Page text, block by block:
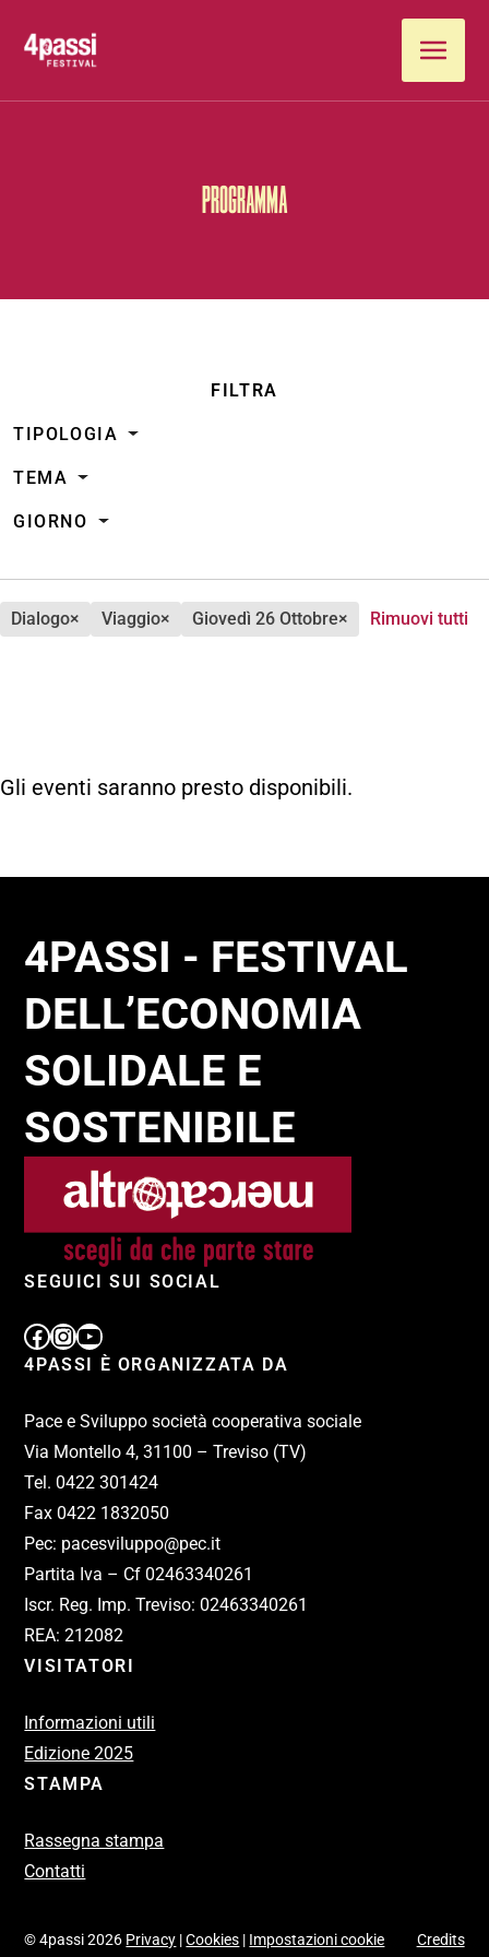
PROGRAMMA
FILTRA
TIPOLOGIA
TEMA
GIORNO
dialogo× viaggio× giovedì 26 Ottobre× Rimuovi tutti
Gli eventi saranno presto disponibili.
4PASSI - FESTIVAL
DELL’ECONOMIA
SOLIDALE E
SOSTENIBILE
SEGUICI SUI SOCIAL
4PASSI È ORGANIZZATA DA
Pace e Sviluppo società cooperativa sociale
Via Montello 4, 31100 – Treviso (TV)
Tel. 0422 301424
Fax 0422 1832050
Pec: pacesviluppo@pec.it
Partita Iva – Cf 02463340261
Iscr. Reg. Imp. Treviso: 02463340261
REA: 212082
VISITATORI
Informazioni utili
Edizione 2025
STAMPA
Rassegna stampa
Contatti
© 4passi 2026 Privacy |Cookies | Impostazioni cookie Credits